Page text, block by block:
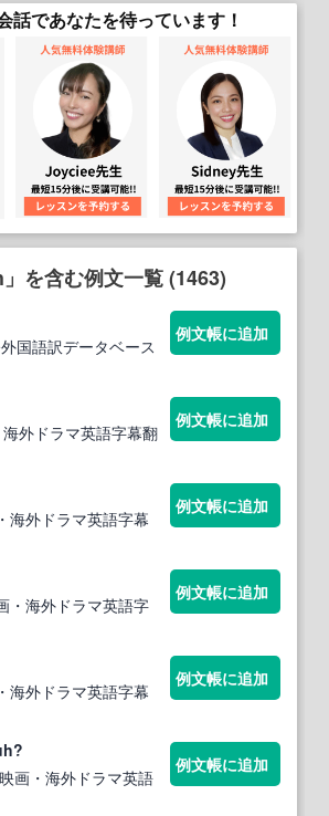
話であなたを待っています！
を含む例文一覧 (1463)
国語訳データベース
例文帳に追加
外ドラマ英語字幕翻
例文帳に追加
海外ドラマ英語字幕
例文帳に追加
・海外ドラマ英語字
例文帳に追加
海外ドラマ英語字幕
例文帳に追加
画・海外ドラマ英語
例文帳に追加